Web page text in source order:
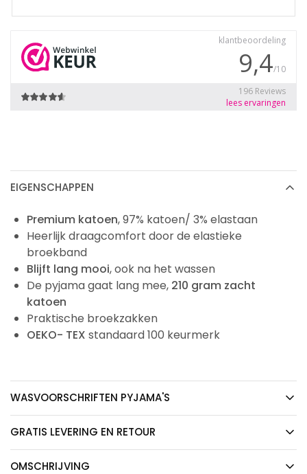
EIGENSCHAPPEN
Premium katoen, 97% katoen/ 3% elastaan
Heerlijk draagcomfort door de elastieke
broekband
Blijft lang mooi, ook na het wassen
De pyjama gaat lang mee, 210 gram zacht
katoen
Praktische broekzakken
OEKO- TEX standaard 100 keurmerk
WASVOORSCHRIFTEN PYJAMA'S
GRATIS LEVERING EN RETOUR
OMSCHRIJVING